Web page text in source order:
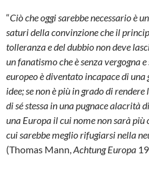
“Ciò che oggi sarebbe necessario è
saturi della convinzione che il
tolleranza e del dubbio non deve
un fanatismo che è senza vergogna
europeo è diventato incapace di
idee; se non è più in grado di
di sé stessa in una pugnace alacrità
una Europa il cui nome non sarà più
cui sarebbe meglio rifugiarsi nella
(Thomas Mann, Achtung Europa